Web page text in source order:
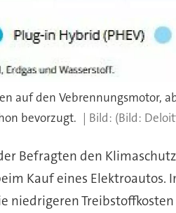
den Vebrennungsmotor,
bevorzugt.
(Bild:
Befragten den
Kauf eines
niedrigeren